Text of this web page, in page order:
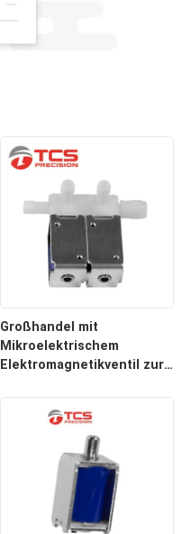
Großhandel mit
Mikroelektrischem
Elektromagnetikventil zur